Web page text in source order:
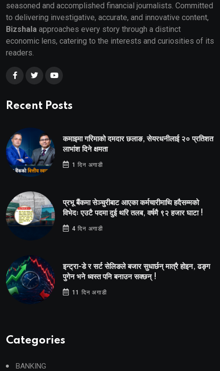
seasoned and accomplished financial journalists. Committed
to delivering investigative, accurate, and innovative content,
Bizshala approaches every story through a distinct
economic lens, catering to the interests and curiosities of its
readers.
Recent Posts
कमाइमा गरिमाको दमदार छलाङ, सेयरधनीलाई २० प्रतिशत
लाभांश दिने क्षमता
1 दिन अगाडी
प्रभू बैंकमा सेञ्चुरीबाट आएका कर्मचारीमाथि हदैसम्मको
विभेदः एउटै पदमा दुई थरि तलब, वर्षमै ९२ हजार घाटा !
4 दिन अगाडी
इन्ट्रा-डे र सर्ट सेलिङले बजार सुधार्छन् मात्रै होइन, ढङ्ग
पुगेन भने ध्वस्त पनि बनाउन सक्छन् !
11 दिन अगाडी
Categories
BANKING